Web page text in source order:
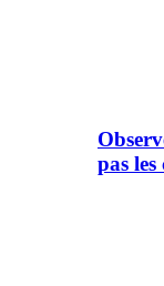
pas les